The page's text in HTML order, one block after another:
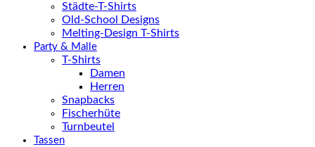
Städte-T-Shirts
Old-School Designs
Melting-Design T-Shirts
Party & Malle
T-Shirts
Damen
Herren
Snapbacks
Fischerhüte
Turnbeutel
Tassen